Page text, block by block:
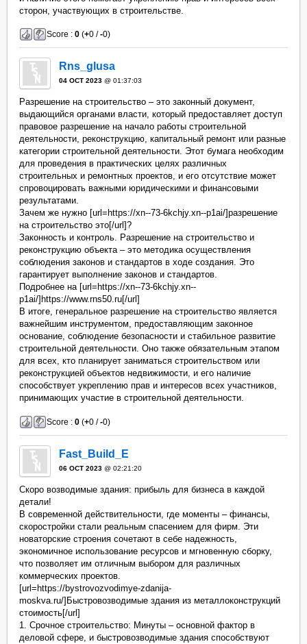
сторон, участвующих в строительстве.
Score :0 (+0 /-0)
Rns_glusa
04 OCT 2023 @ 01:37:03
Разрешение на строительство – это законный документ,
выдающийся органами власти, который предоставляет доступ
правовое разрешение на начало работы строительной
деятельности, реконструкцию, капитальный ремонт или разные
категории строительной деятельности. Этот бумага необходим
для проведения в практических целях различных
строительных и ремонтных проектов, и его отсутствие может
спровоцировать важными юридическими и финансовыми
результатами.
Зачем же нужно [url=https://xn--73-6kchjy.xn--p1ai/]разрешение
на строительство это[/url]?
Законность и контроль. Разрешение на строительство и
реконструкцию объекта – это методика осуществления
соблюдения законов и стандартов в ходе создания. Это
гарантирует выполнение законов и стандартов.
Подробнее на [url=https://xn--73-6kchjy.xn--
p1ai/]https://www.rns50.ru[/url]
В итоге, генеральное разрешение на строительство является
важнейшим инструментом, предоставляющим законное
основание, соблюдение безопасности и стабильное развитие
строительной деятельности. Оно также обязательным этапом
для всех, кто планирует заниматься строительством или
реконструкцией объектов недвижимости, и его наличие
способствует укреплению прав и интересов всех участников,
принимающих участие в строительной деятельности.
Score :0 (+0 /-0)
Fast_Build_E
06 OCT 2023 @ 02:21:20
Скоро возводимые здания: прибыль для бизнеса в каждой
детали!
В современной действительности, где моменты – финансы,
скоростройки стали реальным спасением для фирм. Эти
новаторские строения сочетают в себе надежность,
экономичное использование ресурсов и мгновенную сборку,
что позволяет им отличным выбором для различных
коммерческих проектов.
[url=https://bystrovozvodimye-zdanija-
moskva.ru/]Быстровозводимые здания из металлоконструкций
стоимость[/url]
1. Срочное строительство: Минуты – основной фактор в
деловой сфере, и быстровозводимые здания способствуют